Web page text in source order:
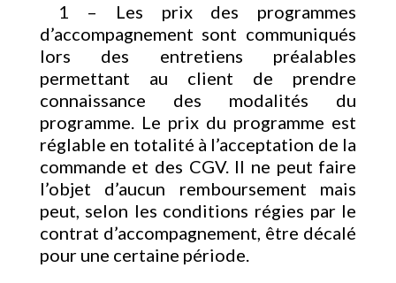
1 – Les prix des programmes
d’accompagnement sont communiqués
lors des entretiens préalables
permettant au client de prendre
connaissance des modalités du
programme. Le prix du programme est
réglable en totalité à l’acceptation de la
commande et des CGV. Il ne peut faire
l’objet d’aucun remboursement mais
peut, selon les conditions régies par le
contrat d’accompagnement, être décalé
pour une certaine période.